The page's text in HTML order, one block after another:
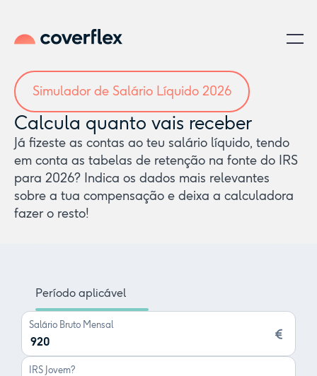
Simulador de Salário Líquido 2026
Calcula quanto vais receber
Já fizeste as contas ao teu salário líquido, tendo
em conta as tabelas de retenção na fonte do IRS
para 2026? Indica os dados mais relevantes
sobre a tua compensação e deixa a calculadora
fazer o resto!
Período aplicável
Salário Bruto Mensal
IRS Jovem?